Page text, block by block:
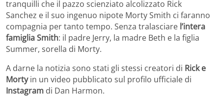
tranquilli che il pazzo scienziato alcolizzato Rick
Sanchez e il suo ingenuo nipote Morty Smith ci faranno
compagnia per tanto tempo. Senza tralasciare l’intera
famiglia Smith: il padre Jerry, la madre Beth e la figlia
Summer, sorella di Morty.
A darne la notizia sono stati gli stessi creatori di Rick e
Mortyin un video pubblicato sul profilo ufficiale di
Instagram di Dan Harmon.